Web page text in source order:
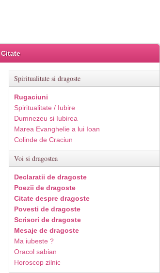
Citate
Spiritualitate si dragoste
Rugaciuni
Spiritualitate / Iubire
Dumnezeu si Iubirea
Marea Evanghelie a lui Ioan
Colinde de Craciun
Voi si dragostea
Declaratii de dragoste
Poezii de dragoste
Citate despre dragoste
Povesti de dragoste
Scrisori de dragoste
Mesaje de dragoste
Ma iubeste ?
Oracol sabian
Horoscop zilnic